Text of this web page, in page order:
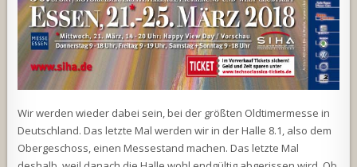
Wir werden wieder dabei sein, bei der größten Oldtimermesse in
Deutschland. Das letzte Mal werden wir in der Halle 8.1, also dem
Obergeschoss, einen Messestand machen. Das letzte Mal